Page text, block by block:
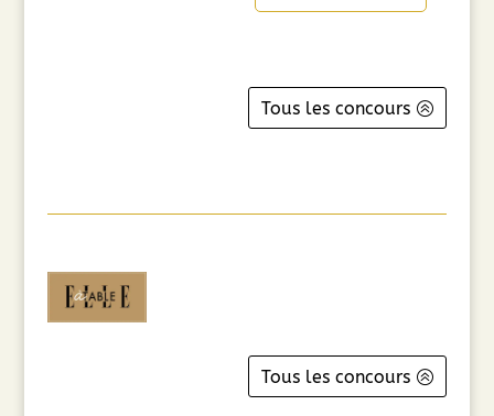
Tous les concours
Tous les concours